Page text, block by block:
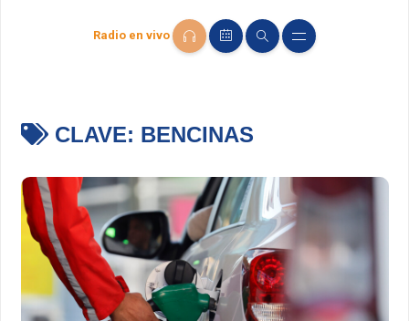
Radio en vivo
CLAVE: BENCINAS